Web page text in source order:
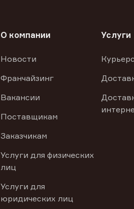
О компании
Новости
Франчайзинг
Вакансии
Поставщикам
Заказчикам
Услуги для физических
лиц
Услуги для
юридических лиц
Услуги